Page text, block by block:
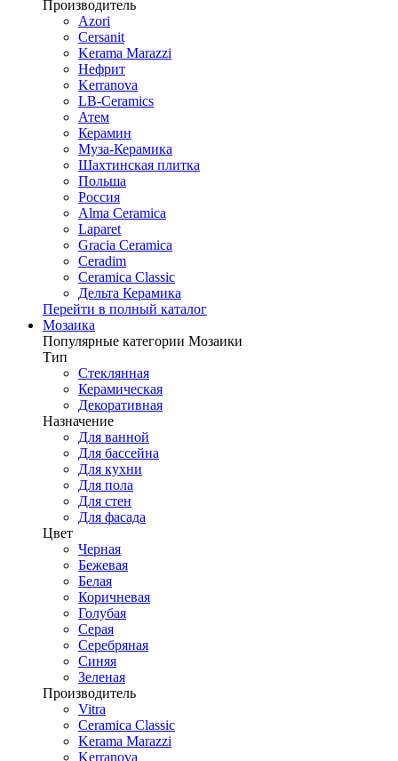
Производитель
Azori
Cersanit
Kerama Marazzi
Нефрит
Kerranova
LB-Ceramics
Атем
Керамин
Муза-Керамика
Шахтинская плитка
Польша
Россия
Alma Ceramica
Laparet
Gracia Ceramica
Ceradim
Ceramica Classic
Дельта Керамика
Перейти в полный каталог
Мозаика
Популярные категории Мозаики
Тип
Стеклянная
Керамическая
Декоративная
Назначение
Для ванной
Для бассейна
Для кухни
Для пола
Для стен
Для фасада
Цвет
Черная
Бежевая
Белая
Коричневая
Голубая
Серая
Серебряная
Синяя
Зеленая
Производитель
Vitra
Ceramica Classic
Kerama Marazzi
Kerranova